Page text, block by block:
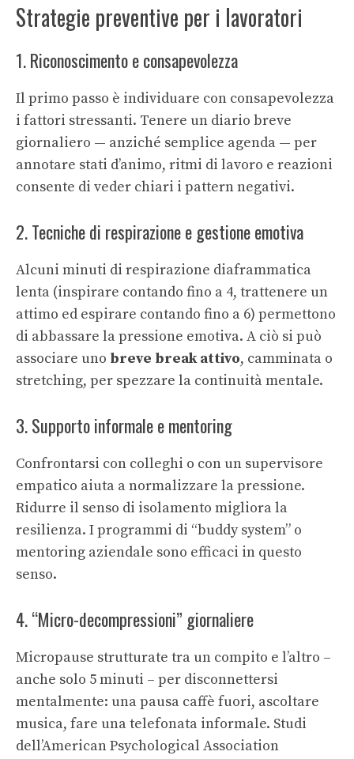
Strategie preventive per i lavoratori
1. Riconoscimento e consapevolezza
Il primo passo è individuare con consapevolezza
i fattori stressanti. Tenere un diario breve
giornaliero — anziché semplice agenda — per
annotare stati d’animo, ritmi di lavoro e reazioni
consente di veder chiari i pattern negativi.
2. Tecniche di respirazione e gestione emotiva
Alcuni minuti di respirazione diaframmatica
lenta (inspirare contando fino a 4, trattenere un
attimo ed espirare contando fino a 6) permettono
di abbassare la pressione emotiva. A ciò si può
associare uno breve break attivo, camminata o
stretching, per spezzare la continuità mentale.
3. Supporto informale e mentoring
Confrontarsi con colleghi o con un supervisore
empatico aiuta a normalizzare la pressione.
Ridurre il senso di isolamento migliora la
resilienza. I programmi di “buddy system” o
mentoring aziendale sono efficaci in questo
senso.
4. “Micro-decompressioni” giornaliere
Micropause strutturate tra un compito e l’altro –
anche solo 5 minuti – per disconnettersi
mentalmente: una pausa caffè fuori, ascoltare
musica, fare una telefonata informale. Studi
dell’American Psychological Association